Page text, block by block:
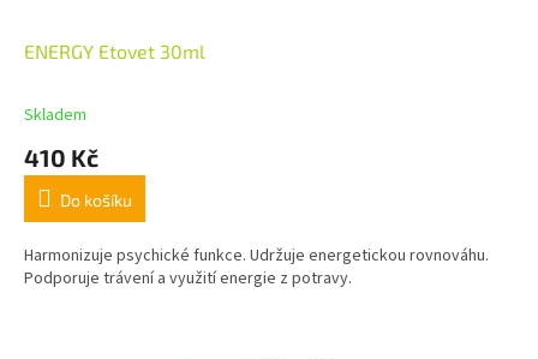
ENERGY Etovet 30ml
Skladem
410 Kč
Do košíku
Harmonizuje psychické funkce. Udržuje energetickou rovnováhu.
Podporuje trávení a využití energie z potravy.